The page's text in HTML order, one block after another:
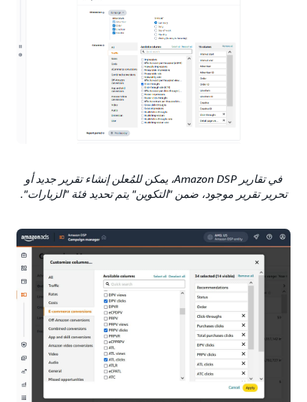
في تقارير Amazon DSP، يمكن للمُعلن إنشاء تقرير جديد أو
تحرير تقرير موجود، ضمن "التكوين" يتم تحديد فئة "الزيارات".